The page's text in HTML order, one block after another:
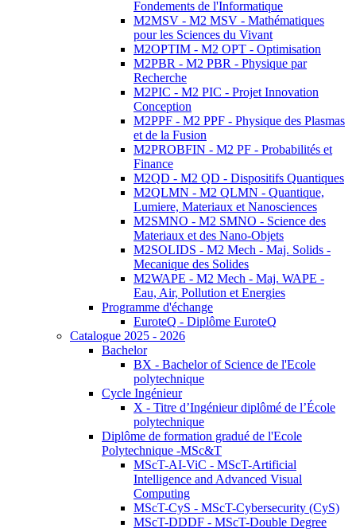
Fondements de l'Informatique
M2MSV - M2 MSV - Mathématiques
pour les Sciences du Vivant
M2OPTIM - M2 OPT - Optimisation
M2PBR - M2 PBR - Physique par
Recherche
M2PIC - M2 PIC - Projet Innovation
Conception
M2PPF - M2 PPF - Physique des Plasmas
et de la Fusion
M2PROBFIN - M2 PF - Probabilités et
Finance
M2QD - M2 QD - Dispositifs Quantiques
M2QLMN - M2 QLMN - Quantique,
Lumiere, Materiaux et Nanosciences
M2SMNO - M2 SMNO - Science des
Materiaux et des Nano-Objets
M2SOLIDS - M2 Mech - Maj. Solids -
Mecanique des Solides
M2WAPE - M2 Mech - Maj. WAPE -
Eau, Air, Pollution et Energies
Programme d'échange
EuroteQ - Diplôme EuroteQ
Catalogue 2025 - 2026
Bachelor
BX - Bachelor of Science de l'Ecole
polytechnique
Cycle Ingénieur
X - Titre d’Ingénieur diplômé de l’École
polytechnique
Diplôme de formation gradué de l'Ecole
Polytechnique -MSc&T
MScT-AI-ViC - MScT-Artificial
Intelligence and Advanced Visual
Computing
MScT-CyS - MScT-Cybersecurity (CyS)
MScT-DDDF - MScT-Double Degree